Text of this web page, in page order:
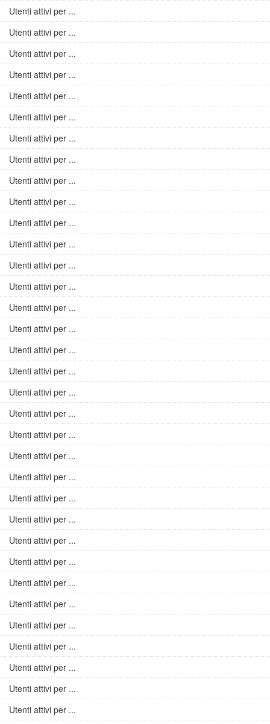
Utenti attivi per ...
Utenti attivi per ...
Utenti attivi per ...
Utenti attivi per ...
Utenti attivi per ...
Utenti attivi per ...
Utenti attivi per ...
Utenti attivi per ...
Utenti attivi per ...
Utenti attivi per ...
Utenti attivi per ...
Utenti attivi per ...
Utenti attivi per ...
Utenti attivi per ...
Utenti attivi per ...
Utenti attivi per ...
Utenti attivi per ...
Utenti attivi per ...
Utenti attivi per ...
Utenti attivi per ...
Utenti attivi per ...
Utenti attivi per ...
Utenti attivi per ...
Utenti attivi per ...
Utenti attivi per ...
Utenti attivi per ...
Utenti attivi per ...
Utenti attivi per ...
Utenti attivi per ...
Utenti attivi per ...
Utenti attivi per ...
Utenti attivi per ...
Utenti attivi per ...
Utenti attivi per ...